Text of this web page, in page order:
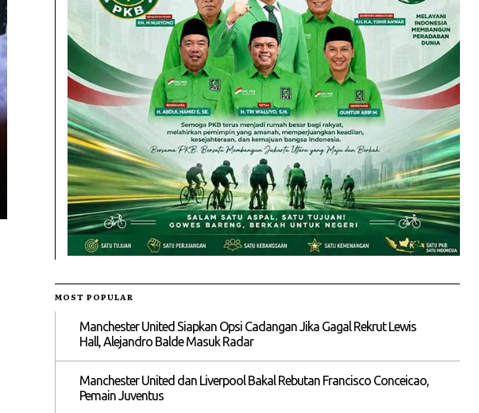
MOST POPULAR
Manchester United Siapkan Opsi Cadangan Jika Gagal Rekrut Lewis
Hall, Alejandro Balde Masuk Radar
Manchester United dan Liverpool Bakal Rebutan Francisco Conceicao,
Pemain Juventus